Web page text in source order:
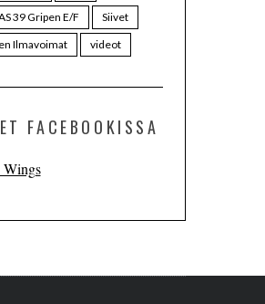
39 Gripen E/F
Siivet
Ilmavoimat
videot
FACEBOOKISSA
Wings